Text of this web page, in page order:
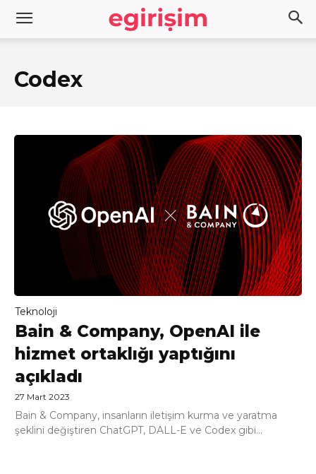
Codex
Teknoloji
Bain & Company, OpenAI ile
hizmet ortaklığı yaptığını
açıkladı
27 Mart 2023
Bain & Company, insanların iletişim kurma ve yaratma
şeklini değiştiren ChatGPT, DALL-E ve Codex gibi...